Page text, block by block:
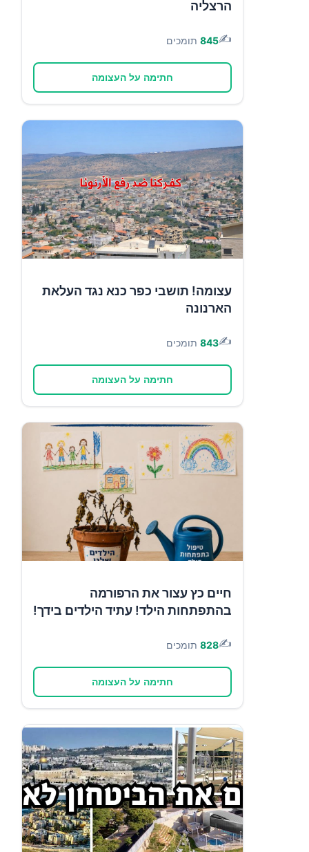
הרצליה
✍️
845 תומכים
חתימה על העצומה
עצומה! תושבי כפר כנא נגד העלאת
הארנונה
✍️
843 תומכים
חתימה על העצומה
חיים כץ עצור את הרפורמה
בהתפתחות הילד! עתיד הילדים בידך!
✍️
828 תומכים
חתימה על העצומה